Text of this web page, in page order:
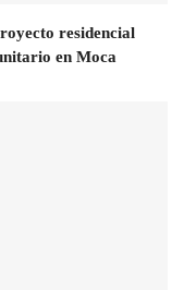
residencial
en Moca